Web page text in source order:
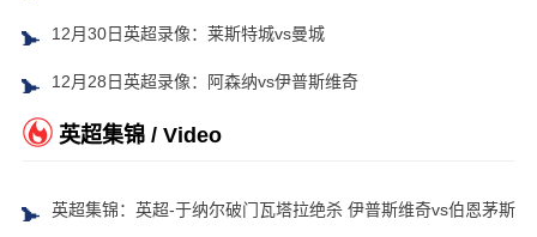
12月30日英超录像：莱斯特城vs曼城
12月28日英超录像：阿森纳vs伊普斯维奇
英超集锦 / Video
英超集锦：英超-于纳尔破门瓦塔拉绝杀 伊普斯维奇vs伯恩茅斯